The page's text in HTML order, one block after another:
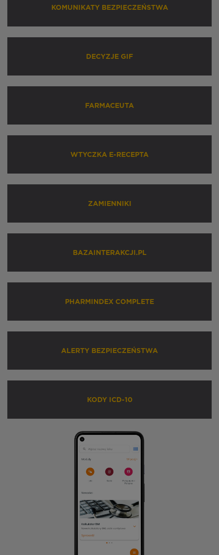
KOMUNIKATY BEZPIECZEŃSTWA
DECYZJE GIF
FARMACEUTA
WTYCZKA E-RECEPTA
ZAMIENNIKI
BAZAINTERAKCJI.PL
PHARMINDEX COMPLETE
ALERTY BEZPIECZEŃSTWA
KODY ICD-10